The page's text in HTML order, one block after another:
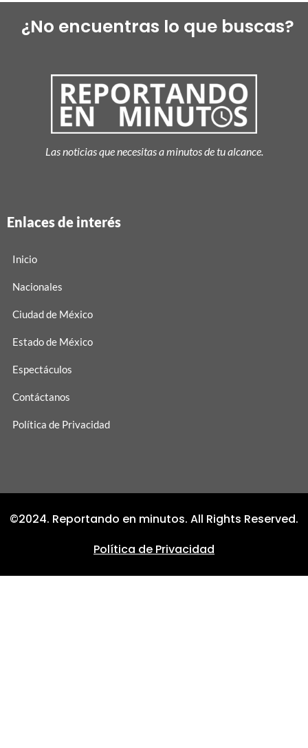
¿No encuentras lo que buscas?
Las noticias que necesitas a minutos de tu alcance.
Enlaces de interés
Inicio
Nacionales
Ciudad de México
Estado de México
Espectáculos
Contáctanos
Política de Privacidad
©2024. Reportando en minutos. All Rights Reserved.
Política de Privacidad